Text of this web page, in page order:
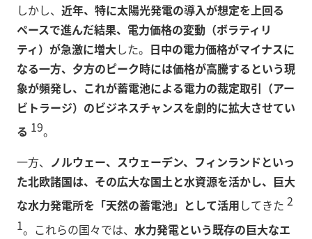
しかし、 近年、特に太陽光発電の導入が想定を上回る
ペースで進んだ結果、電力価格の変動（ボラティリ
ティ）が急激に増大した。 日中の電力価格がマイナスに
なる一方、夕方のピーク時には価格が高騰するという現
象が頻発し、これが蓄電池による電力の裁定取引（アー
ビトラージ）のビジネスチャンスを劇的に拡大させてい
る 19。
一方、 ノルウェー、スウェーデン、フィンランドといっ
た北欧諸国は、その広大な国土と水資源を活かし、巨大
な水力発電所を「天然の蓄電池」として活用してきた 2
1。これらの国々では、 水力発電という既存の巨大なエ